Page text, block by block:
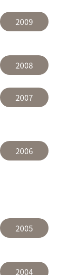
2009
2008
2007
2006
2005
2004